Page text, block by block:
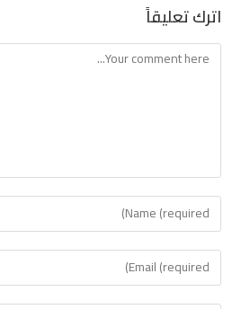
اترك تعليقاً